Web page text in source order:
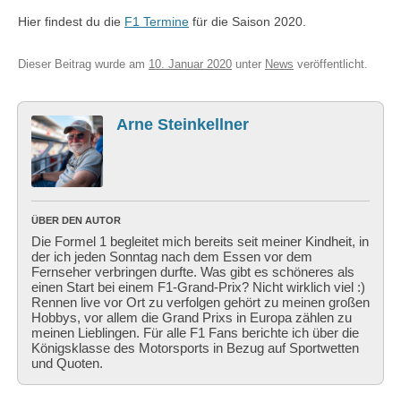
Hier findest du die F1 Termine für die Saison 2020.
Dieser Beitrag wurde am 10. Januar 2020 unter News veröffentlicht.
Arne Steinkellner
ÜBER DEN AUTOR
Die Formel 1 begleitet mich bereits seit meiner Kindheit, in
der ich jeden Sonntag nach dem Essen vor dem
Fernseher verbringen durfte. Was gibt es schöneres als
einen Start bei einem F1-Grand-Prix? Nicht wirklich viel :)
Rennen live vor Ort zu verfolgen gehört zu meinen großen
Hobbys, vor allem die Grand Prixs in Europa zählen zu
meinen Lieblingen. Für alle F1 Fans berichte ich über die
Königsklasse des Motorsports in Bezug auf Sportwetten
und Quoten.